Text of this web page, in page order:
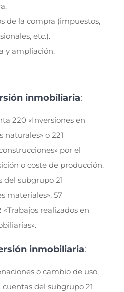
de la compra (impuestos,
etc.).
y ampliación.
inmobiliaria:
220 «Inversiones en
naturales» o 221
por el
o coste de producción.
del subgrupo 21
materiales», 57
«Trabajos realizados en
inmobiliaria:
o cambio de uso,
del subgrupo 21